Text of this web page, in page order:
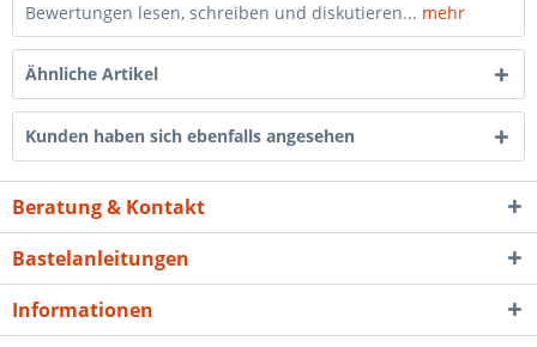
Bewertungen lesen, schreiben und diskutieren... mehr
Ähnliche Artikel
Kunden haben sich ebenfalls angesehen
Beratung & Kontakt
Bastelanleitungen
Informationen